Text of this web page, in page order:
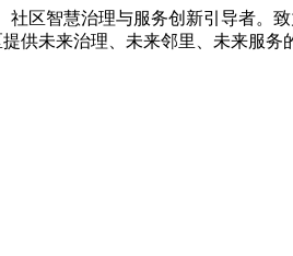
区智慧治理与服务创新引导者。
供未来治理、未来邻里、未来服务